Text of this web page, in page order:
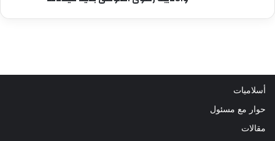
أسلاميات
حوار مع مسئول
مقالات